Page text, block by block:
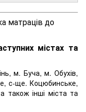
матраців до
містах та
м. Буча, м. Обухів,
с-ще. Коцюбинське,
також інші міста та